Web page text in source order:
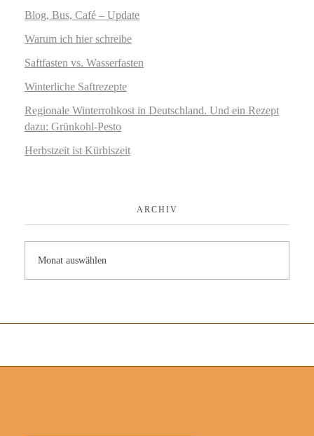
Blog, Bus, Café – Update
Warum ich hier schreibe
Saftfasten vs. Wasserfasten
Winterliche Saftrezepte
Regionale Winterrohkost in Deutschland. Und ein Rezept
dazu: Grünkohl-Pesto
Herbstzeit ist Kürbiszeit
ARCHIV